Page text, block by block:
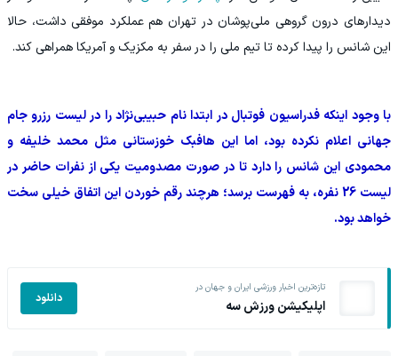
دیدارهای درون گروهی ملی‌پوشان در تهران هم عملکرد موفقی داشت، حالا
این شانس را پیدا کرده تا تیم ملی را در سفر به مکزیک و آمریکا همراهی کند.
با وجود اینکه فدراسیون فوتبال در ابتدا نام حبیبی‌نژاد را در لیست رزرو جام
جهانی اعلام نکرده بود، اما این هافبک خوزستانی مثل محمد خلیفه و
محمودی این شانس را دارد تا در صورت مصدومیت یکی از نفرات حاضر در
لیست 26 نفره، به فهرست برسد؛ هرچند رقم خوردن این اتفاق خیلی سخت
خواهد بود.
تازه‌ترین اخبار ورزشی ایران و جهان در
اپلیکیشن ورزش سه دانلود